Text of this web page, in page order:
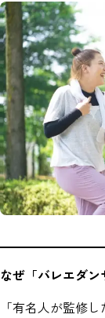
なぜ「バレエダ
「有名人が監修